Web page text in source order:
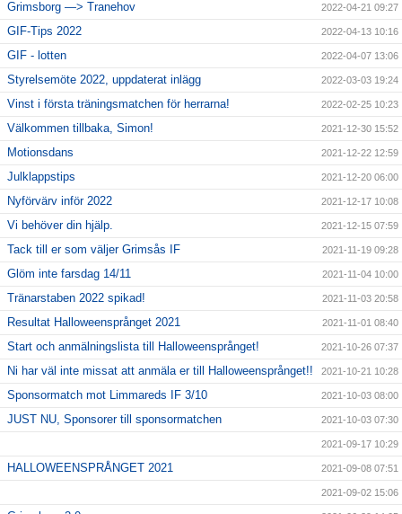
Grimsborg —> Tranehov 2022-04-21 09:27
GIF-Tips 2022 2022-04-13 10:16
GIF - lotten 2022-04-07 13:06
Styrelsemöte 2022, uppdaterat inlägg 2022-03-03 19:24
Vinst i första träningsmatchen för herrarna! 2022-02-25 10:23
Välkommen tillbaka, Simon! 2021-12-30 15:52
Motionsdans 2021-12-22 12:59
Julklappstips 2021-12-20 06:00
Nyförvärv inför 2022 2021-12-17 10:08
Vi behöver din hjälp. 2021-12-15 07:59
Tack till er som väljer Grimsås IF 2021-11-19 09:28
Glöm inte farsdag 14/11 2021-11-04 10:00
Tränarstaben 2022 spikad! 2021-11-03 20:58
Resultat Halloweensprånget 2021 2021-11-01 08:40
Start och anmälningslista till Halloweensprånget! 2021-10-26 07:37
Ni har väl inte missat att anmäla er till Halloweensprånget!! 2021-10-21 10:28
Sponsormatch mot Limmareds IF 3/10 2021-10-03 08:00
JUST NU, Sponsorer till sponsormatchen 2021-10-03 07:30
2021-09-17 10:29
HALLOWEENSPRÅNGET 2021 2021-09-08 07:51
2021-09-02 15:06